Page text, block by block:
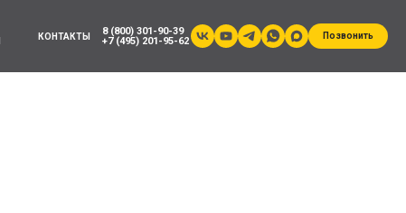
КОНТАКТЫ
8 (800) 301-90-39
+7 (495) 201-95-62
Позвонить